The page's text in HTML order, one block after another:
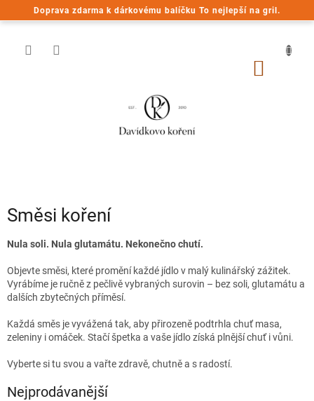
Doprava zdarma k dárkovému balíčku To nejlepší na gril.
na
Směsi koření
Nula soli. Nula glutamátu. Nekonečno chutí.
Objevte směsi, které promění každé jídlo v malý kulinářský zážitek.
Vyrábíme je ručně z pečlivě vybraných surovin – bez soli, glutamátu a
dalších zbytečných příměsí.
Každá směs je vyvážená tak, aby přirozeně podtrhla chuť masa,
zeleniny i omáček. Stačí špetka a vaše jídlo získá plnější chuť i vůni.
Vyberte si tu svou a vařte zdravě, chutně a s radostí.
Nejprodávanější